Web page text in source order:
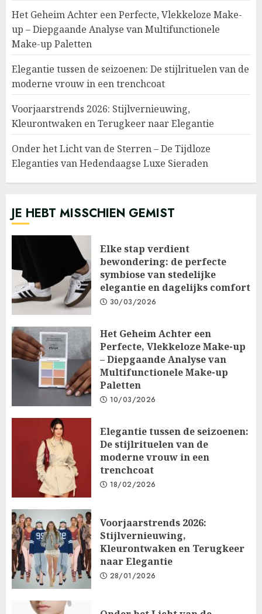
Het Geheim Achter een Perfecte, Vlekkeloze Make-
up – Diepgaande Analyse van Multifunctionele
Make-up Paletten
Elegantie tussen de seizoenen: De stijlrituelen van de
moderne vrouw in een trenchcoat
Voorjaarstrends 2026: Stijlvernieuwing,
Kleurontwaken en Terugkeer naar Elegantie
Onder het Licht van de Sterren – De Tijdloze
Eleganties van Hedendaagse Luxe Sieraden
JE HEBT MISSCHIEN GEMIST
Elke stap verdient
bewondering: de perfecte
symbiose van stedelijke
elegantie en dagelijks comfort
30/03/2026
Het Geheim Achter een
Perfecte, Vlekkeloze Make-up
– Diepgaande Analyse van
Multifunctionele Make-up
Paletten
10/03/2026
Elegantie tussen de seizoenen:
De stijlrituelen van de
moderne vrouw in een
trenchcoat
18/02/2026
Voorjaarstrends 2026:
Stijlvernieuwing,
Kleurontwaken en Terugkeer
naar Elegantie
28/01/2026